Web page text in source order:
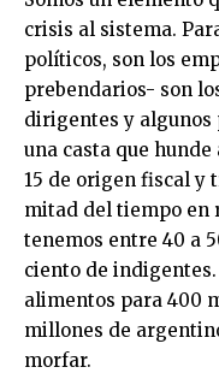
crisis al sistema.
políticos, son los
prebendarios- son
dirigentes y algunos
una casta que
15 de origen fiscal y
mitad del tiempo en
tenemos entre 40 a
ciento de
alimentos para 400
millones de
morfar.